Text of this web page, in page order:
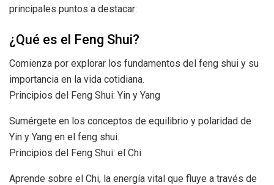
principales puntos a destacar:
¿Qué es el Feng Shui?
Comienza por explorar los fundamentos del feng shui y su
importancia en la vida cotidiana.
Principios del Feng Shui: Yin y Yang
Sumérgete en los conceptos de equilibrio y polaridad de
Yin y Yang en el feng shui.
Principios del Feng Shui: el Chi
Aprende sobre el Chi, la energía vital que fluye a través de